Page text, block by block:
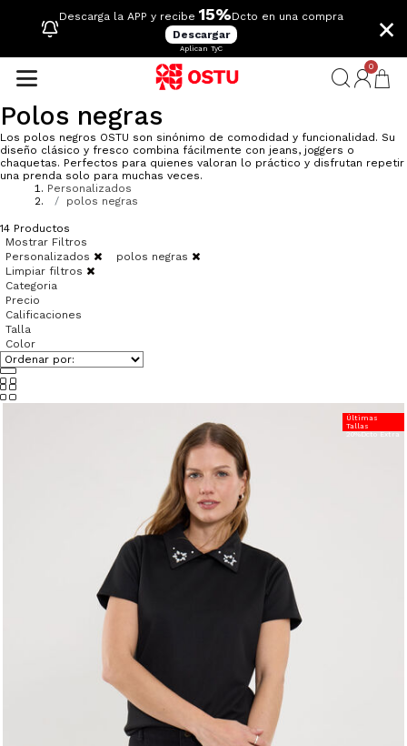
Descarga la APP y recibe 15%Dcto en una compra
Descargar
Aplican TyC
×
0
Polos negras
Los polos negros OSTU son sinónimo de comodidad y funcionalidad. Su
diseño clásico y fresco combina fácilmente con jeans, joggers o
chaquetas. Perfectos para quienes valoran lo práctico y disfrutan repetir
una prenda solo para muchas veces.
Personalizados
polos negras
14 Productos
Mostrar Filtros
Personalizados
polos negras
Limpiar filtros
Categoria
Precio
Calificaciones
Talla
Color
Últimas
Tallas
20%Dcto Extra